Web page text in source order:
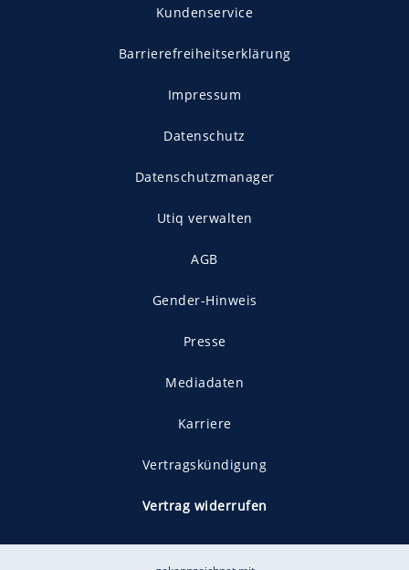
Kundenservice
Barrierefreiheitserklärung
Impressum
Datenschutz
Datenschutzmanager
Utiq verwalten
AGB
Gender-Hinweis
Presse
Mediadaten
Karriere
Vertragskündigung
Vertrag widerrufen